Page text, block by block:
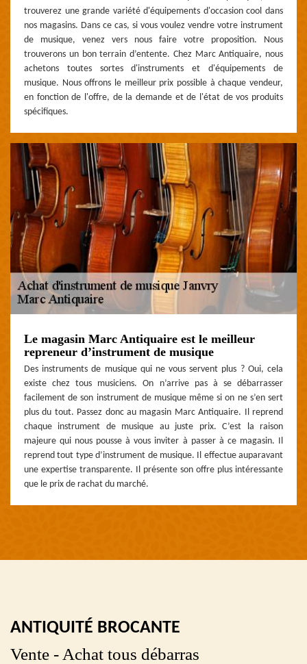
trouverez une grande variété d'équipements d'occasion cool dans
nos magasins. Dans ce cas, si vous voulez vendre votre instrument
de musique, venez vers nous faire votre proposition. Nous
trouverons un bon terrain d’entente. Chez Marc Antiquaire, nous
achetons toutes sortes d'instruments et d'équipements de
musique. Nous offrons le meilleur prix possible à chaque vendeur,
en fonction de l'offre, de la demande et de l'état de vos produits
spécifiques.
Le magasin Marc Antiquaire est le meilleur
repreneur d’instrument de musique
Des instruments de musique qui ne vous servent plus ? Oui, cela
existe chez tous musiciens. On n’arrive pas à se débarrasser
facilement de son instrument de musique même si on ne s’en sert
plus du tout. Passez donc au magasin Marc Antiquaire. Il reprend
chaque instrument de musique au juste prix. C’est la raison
majeure qui nous pousse à vous inviter à passer à ce magasin. Il
reprend tout type d’instrument de musique. Il effectue auparavant
une expertise transparente. Il présente son offre plus intéressante
que le prix de rachat du marché.
ANTIQUITÉ BROCANTE
Vente - Achat tous débarras